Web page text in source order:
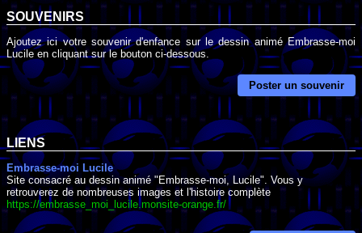
SOUVENIRS
Ajoutez ici votre souvenir d'enfance sur le dessin animé Embrasse-moi
Lucile en cliquant sur le bouton ci-dessous.
Poster un souvenir
LIENS
Embrasse-moi Lucile
Site consacré au dessin animé "Embrasse-moi, Lucile". Vous y
retrouverez de nombreuses images et l'histoire complète
https://embrasse_moi_lucile.monsite-orange.fr/